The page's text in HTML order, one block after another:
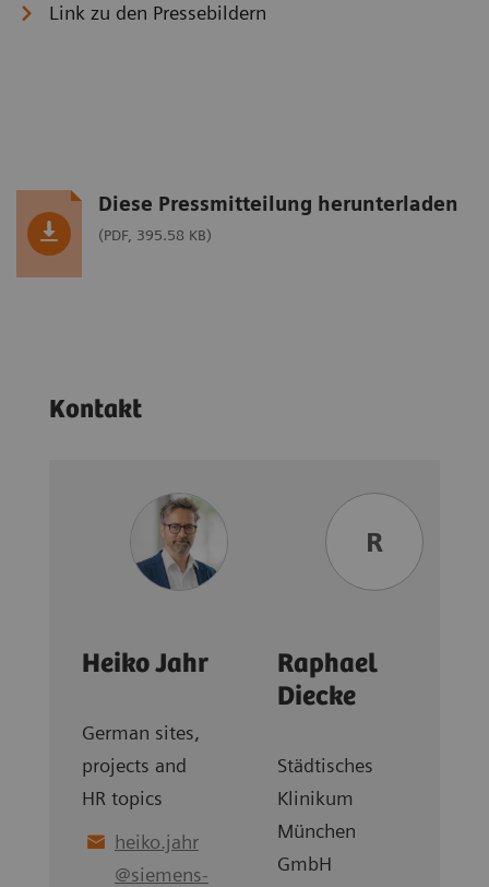
Link zu den Pressebildern
Diese Pressmitteilung herunterladen
(PDF, 395.58 KB)
Kontakt
Heiko Jahr
German sites,
projects and
HR topics
heiko.jahr
@siemens-
R
Raphael
Diecke
Städtisches
Klinikum
München
GmbH